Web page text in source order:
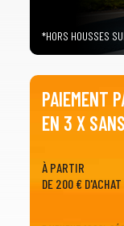
*HORS HOUSSES
PAIEMENT
EN 3 X
À PARTIR
DE 200 € D'ACHAT